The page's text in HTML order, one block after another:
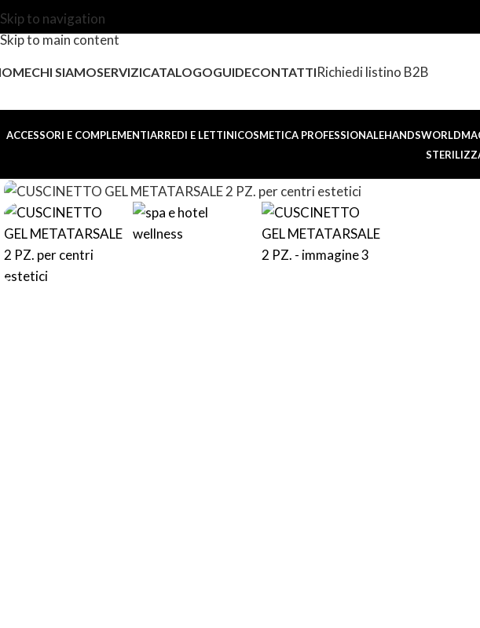
Skip to navigation
Skip to main content
CHI SIAMOSERVIZICATALOGOGUIDECONTATTIRichiedi listino B2B
ACCESSORI E COMPLEMENTIARREDI E LETTINICOSMETICA PROFESSIONALEHANDSWORLD